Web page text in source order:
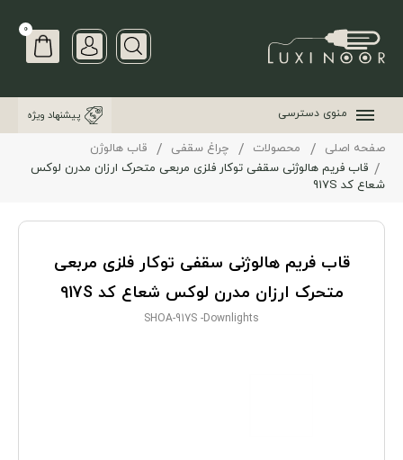
0
منوی دسترسی پیشنهاد ویژه
صفحه اصلی محصولات چراغ سقفی
قاب هالوژن
قاب فریم هالوژنی سقفی توکار فلزی مربعی متحرک ارزان مدرن لوکس
شعاع کد 917S
قاب فریم هالوژنی سقفی توکار فلزی مربعی
متحرک ارزان مدرن لوکس شعاع کد 917S
SHOA-917S -Downlights